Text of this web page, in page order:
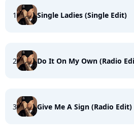
1 Single Ladies (Single Edit)
2 Do It On My Own (Radio
3 Give Me A Sign (Radio Edit)